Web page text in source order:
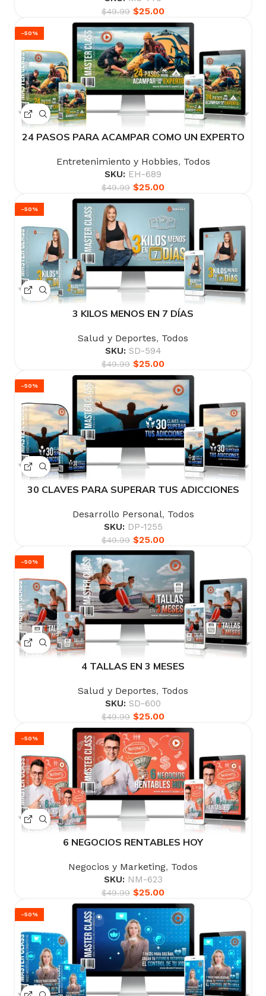
$49.99 $25.00
-50%
24 PASOS PARA ACAMPAR COMO UN EXPERTO
Entretenimiento y Hobbies, Todos
SKU: EH-689
$49.99 $25.00
-50%
3 KILOS MENOS EN 7 DÍAS
Salud y Deportes, Todos
SKU: SD-594
$49.99 $25.00
-50%
30 CLAVES PARA SUPERAR TUS ADICCIONES
Desarrollo Personal, Todos
SKU: DP-1255
$49.99 $25.00
-50%
4 TALLAS EN 3 MESES
Salud y Deportes, Todos
SKU: SD-600
$49.99 $25.00
-50%
6 NEGOCIOS RENTABLES HOY
Negocios y Marketing, Todos
SKU: NM-623
$49.99 $25.00
-50%